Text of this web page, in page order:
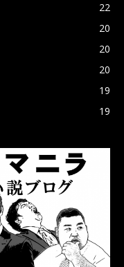
22
20
20
20
19
19